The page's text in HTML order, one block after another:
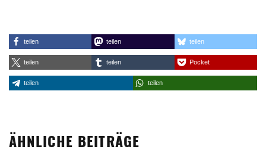
teilen teilen teilen
teilen teilen Pocket
teilen teilen
ÄHNLICHE BEITRÄGE